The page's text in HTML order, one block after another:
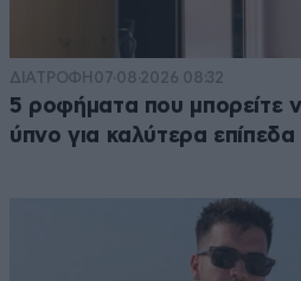
ΔΙΑΤΡΟΦΗ 07·08·2026 08:32
5 ροφήματα που μπορείτε
ύπνο για καλύτερα